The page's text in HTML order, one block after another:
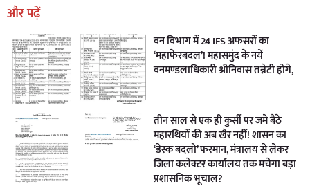
और पढ़ें
वन विभाग में 24 IFS अफसरों का
‘महाफेरबदल’! महासमुंद के नयें
वनमण्डलाधिकारी श्रीनिवास तन्नेटी होगे,
तीन साल से एक ही कुर्सी पर जमे बैठे
महारथियों की अब खैर नहीं! शासन का
‘डेस्क बदलो’ फरमान, मंत्रालय से लेकर
जिला कलेक्टर कार्यालय तक मचेगा बड़ा
प्रशासनिक भूचाल?